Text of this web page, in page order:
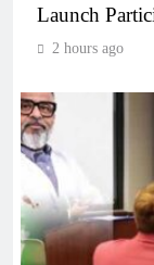
Launch
2 hours ago